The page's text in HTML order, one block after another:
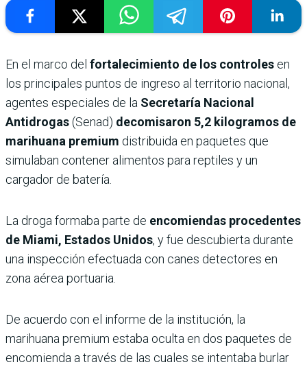
En el marco del fortalecimiento de los controles en
los principales puntos de ingreso al territorio nacional,
agentes especiales de la Secretaría Nacional
Antidrogas(Senad) decomisaron 5,2 kilogramos de
marihuana premium distribuida en paquetes que
simulaban contener alimentos para reptiles y un
cargador de batería.
La droga formaba parte de encomiendas procedentes
de Miami, Estados Unidos, y fue descubierta durante
una inspección efectuada con canes detectores en
zona aérea portuaria.
De acuerdo con el informe de la institución, la
marihuana premium estaba oculta en dos paquetes de
encomienda a través de las cuales se intentaba burlar